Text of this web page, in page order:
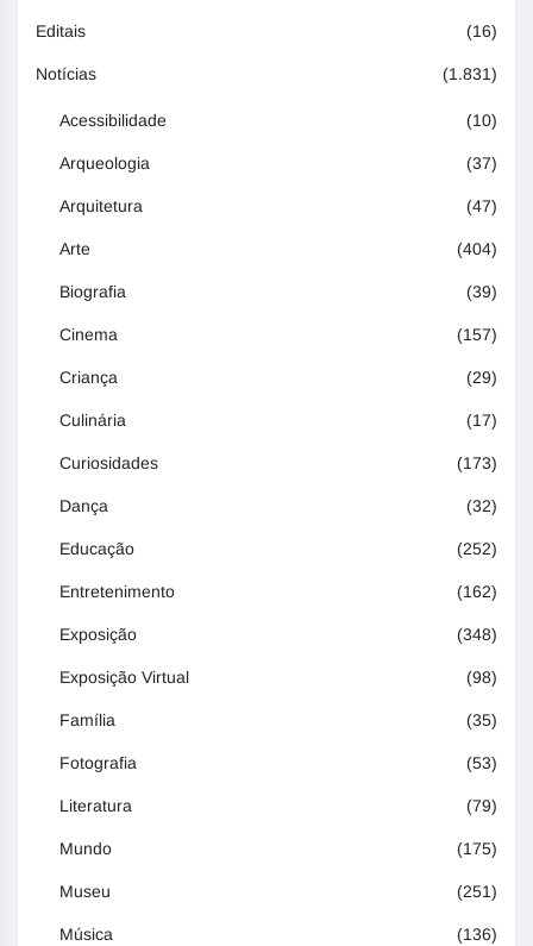
Editais (16)
Notícias (1.831)
Acessibilidade (10)
Arqueologia (37)
Arquitetura (47)
Arte (404)
Biografia (39)
Cinema (157)
Criança (29)
Culinária (17)
Curiosidades (173)
Dança (32)
Educação (252)
Entretenimento (162)
Exposição (348)
Exposição Virtual (98)
Família (35)
Fotografia (53)
Literatura (79)
Mundo (175)
Museu (251)
Música (136)